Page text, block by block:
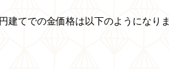
建てでの金価格は以下のようになりま